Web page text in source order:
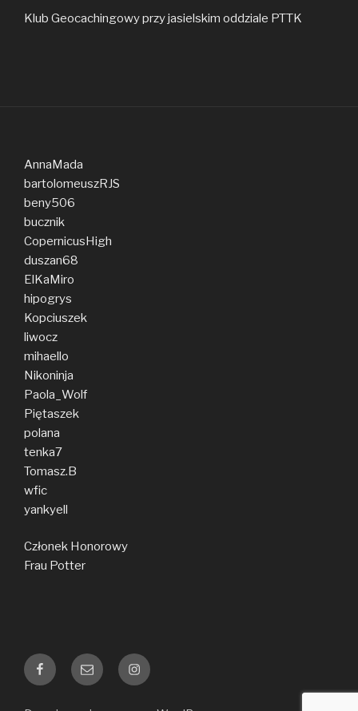
Klub Geocachingowy przy jasielskim oddziale PTTK
AnnaMada
bartolomeuszRJS
beny506
bucznik
CopernicusHigh
duszan68
ElKaMiro
hipogrys
Kopciuszek
liwocz
mihaello
Nikoninja
Paola_Wolf
Piętaszek
polana
tenka7
Tomasz.B
wfic
yankyell
Członek Honorowy
Frau Potter
Facebook
E-
mail
Instagram